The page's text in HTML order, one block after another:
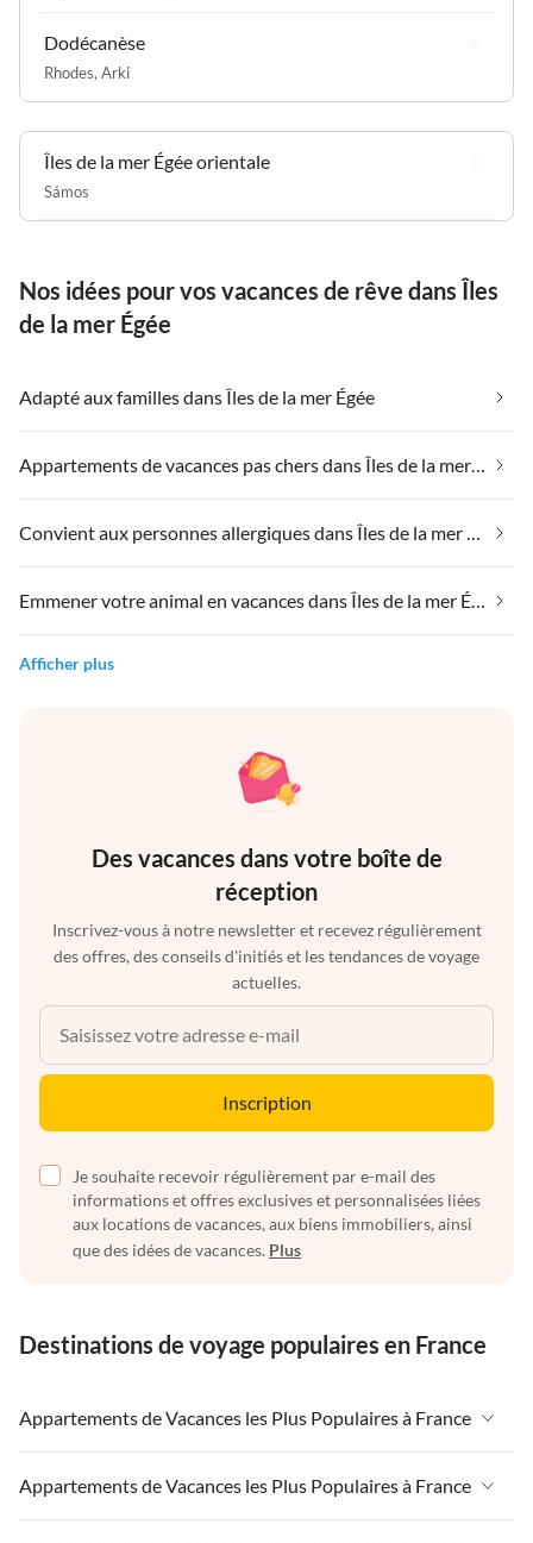
Dodécanèse
Rhodes, Arki
Îles de la mer Égée orientale
Sámos
Nos idées pour vos vacances de rêve dans Îles
de la mer Égée
Adapté aux familles dans Îles de la mer Égée
Appartements de vacances pas chers dans Îles de la mer Égée
Convient aux personnes allergiques dans Îles de la mer Égée
Emmener votre animal en vacances dans Îles de la mer Égée
Afficher plus
Des vacances dans votre boîte de
réception
Inscrivez-vous à notre newsletter et recevez régulièrement
des offres, des conseils d'initiés et les tendances de voyage
actuelles.
Inscription
Je souhaite recevoir régulièrement par e-mail des
informations et offres exclusives et personnalisées liées
aux locations de vacances, aux biens immobiliers, ainsi
que des idées de vacances. Plus
Destinations de voyage populaires en France
Appartements de Vacances les Plus Populaires à France
Appartements de Vacances à France
Appartements de Vacances à Paris-Ile de France
Appartements de Vacances les Plus Populaires à France